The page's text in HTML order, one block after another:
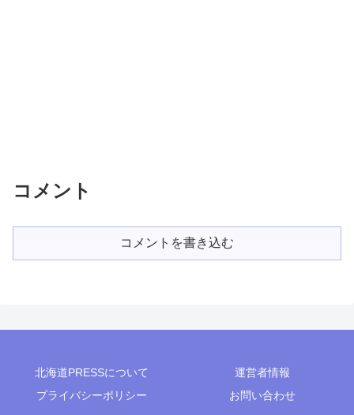
コメント
コメントを書き込む
北海道PRESSについて
運営者情報
プライバシーポリシー
お問い合わせ